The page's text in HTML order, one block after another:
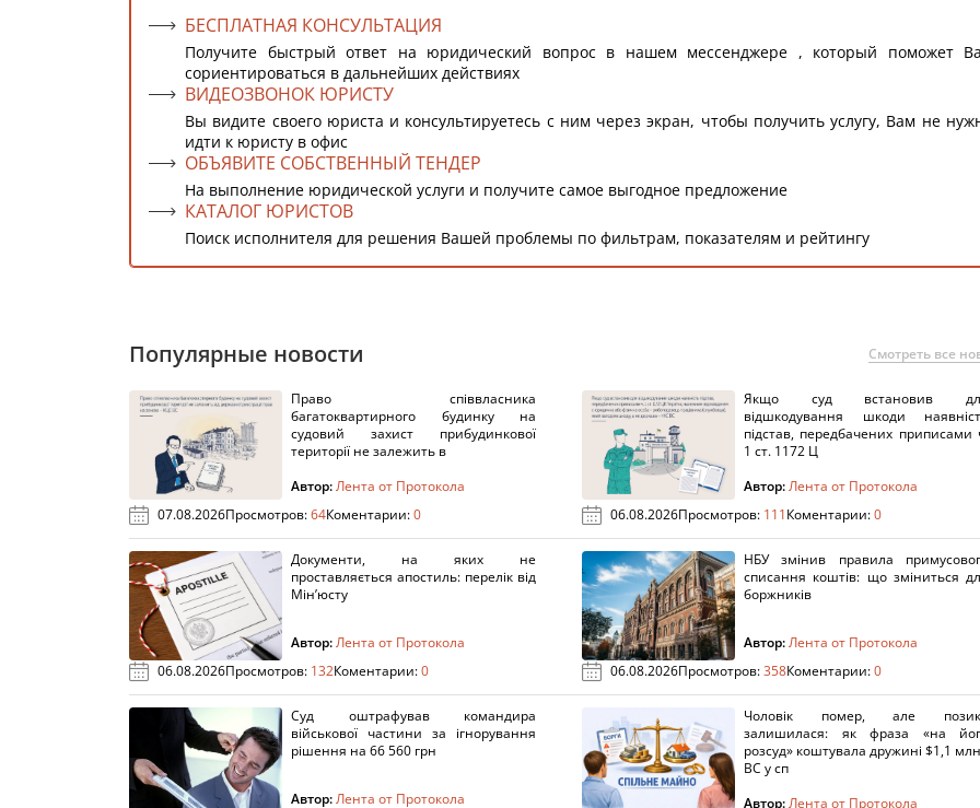
БЕСПЛАТНАЯ КОНСУЛЬТАЦИЯ
Получите быстрый ответ на юридический вопрос в нашем мессенджере , который поможет
сориентироваться в дальнейших действиях
ВИДЕОЗВОНОК ЮРИСТУ
Вы видите своего юриста и консультируетесь с ним через экран, чтобы получить услугу, Вам не
идти к юристу в офис
ОБЪЯВИТЕ СОБСТВЕННЫЙ ТЕНДЕР
На выполнение юридической услуги и получите самое выгодное предложение
КАТАЛОГ ЮРИСТОВ
Поиск исполнителя для решения Вашей проблемы по фильтрам, показателям и рейтингу
Популярные новости Смотреть все
Право співвласника
багатоквартирного будинку на
судовий захист прибудинкової
території не залежить в
Автор:Лента от Протокола
07.08.2026Просмотров:64Коментарии:0
Якщо суд встановив
відшкодування шкоди
підстав, передбачених приписами
1 ст. 1172 Ц
Автор:Лента от Протокола
06.08.2026Просмотров: 111Коментарии:0
Документи, на яких не
проставляється апостиль: перелік від
Мін’юсту
Автор:Лента от Протокола
06.08.2026Просмотров: 132Коментарии:0
НБУ змінив правила
списання коштів: що зміниться
боржників
Автор:Лента от Протокола
06.08.2026Просмотров:358Коментарии:0
Суд оштрафував командира
військової частини за ігнорування
рішення на 66 560 грн
Автор:Лента от Протокола
Чоловік помер, але
залишилася: як фраза «на
розсуд» коштувала дружині $1,1
ВС у сп
Автор:Лента от Протокола